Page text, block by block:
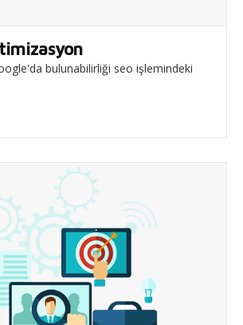
bulunabilirliği seo işlemindeki